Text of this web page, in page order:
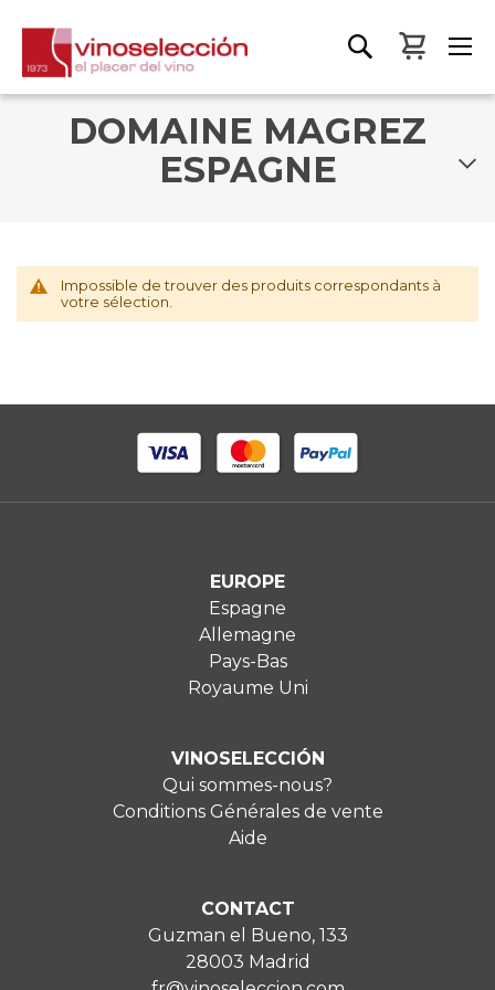
Mon
DOMAINE MAGREZ
ESPAGNE
Impossible de trouver des produits correspondants à
votre sélection.
EUROPE
Espagne
Allemagne
Pays-Bas
Royaume Uni
VINOSELECCIÓN
Qui sommes-nous?
Conditions Générales de vente
Aide
CONTACT
Guzman el Bueno, 133
28003 Madrid